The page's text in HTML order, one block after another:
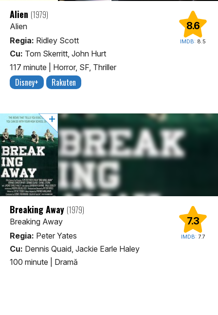
8.6
IMDB: 8.5
Alien (1979)
Alien
Regia: Ridley Scott
Cu: Tom Skerritt, John Hurt
117 minute
Horror, SF, Thriller
Disney+ Rakuten
7.3
IMDB: 7.7
Breaking Away (1979)
Breaking Away
Regia: Peter Yates
Cu: Dennis Quaid, Jackie Earle Haley
100 minute
Dramă